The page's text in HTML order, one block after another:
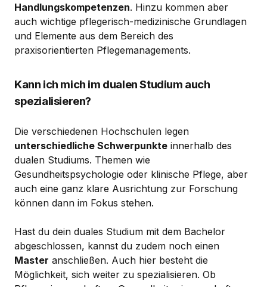
Handlungskompetenzen. Hinzu kommen aber
auch wichtige pflegerisch-medizinische Grundlagen
und Elemente aus dem Bereich des
praxisorientierten Pflegemanagements.
Kann ich mich im dualen Studium auch
spezialisieren?
Die verschiedenen Hochschulen legen
unterschiedliche Schwerpunkte innerhalb des
dualen Studiums. Themen wie
Gesundheitspsychologie oder klinische Pflege, aber
auch eine ganz klare Ausrichtung zur Forschung
können dann im Fokus stehen.
Hast du dein duales Studium mit dem Bachelor
abgeschlossen, kannst du zudem noch einen
Master anschließen. Auch hier besteht die
Möglichkeit, sich weiter zu spezialisieren. Ob